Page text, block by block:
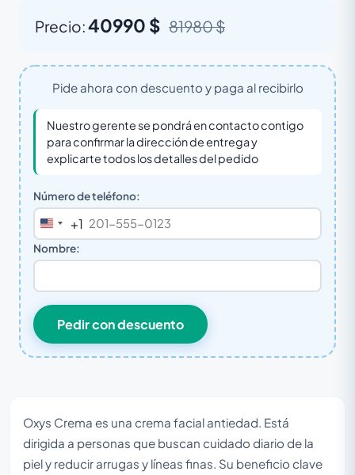
Precio:40990 $ 81980 $
Pide ahora con descuento y paga al recibirlo
Nuestro gerente se pondrá en contacto contigo
para confirmar la dirección de entrega y
explicarte todos los detalles del pedido
Número de teléfono:
United
States
+1
Nombre:
Pedir con descuento
Oxys Crema es una crema facial antiedad. Está
dirigida a personas que buscan cuidado diario de la
piel y reducir arrugas y líneas finas. Su beneficio clave